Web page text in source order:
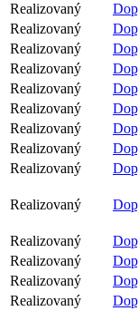
Realizovaný
Realizovaný
Realizovaný
Realizovaný
Realizovaný
Realizovaný
Realizovaný
Realizovaný
Realizovaný
Realizovaný
Realizovaný
Realizovaný
Realizovaný
Realizovaný